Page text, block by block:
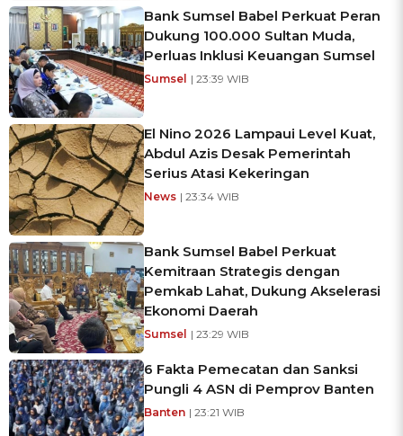
Bank Sumsel Babel Perkuat Peran
Dukung 100.000 Sultan Muda,
Perluas Inklusi Keuangan Sumsel
Sumsel | 23:39 WIB
El Nino 2026 Lampaui Level Kuat,
Abdul Azis Desak Pemerintah
Serius Atasi Kekeringan
News | 23:34 WIB
Bank Sumsel Babel Perkuat
Kemitraan Strategis dengan
Pemkab Lahat, Dukung Akselerasi
Ekonomi Daerah
Sumsel | 23:29 WIB
6 Fakta Pemecatan dan Sanksi
Pungli 4 ASN di Pemprov Banten
Banten | 23:21 WIB